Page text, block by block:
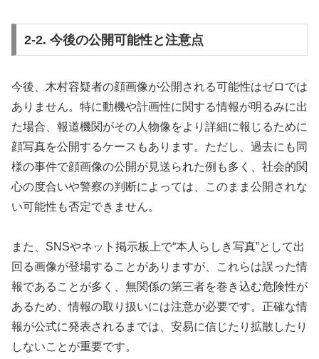
2-2. 今後の公開可能性と注意点
今後、木村容疑者の顔画像が公開される可能性はゼロでは
ありません。特に動機や計画性に関する情報が明るみに出
た場合、報道機関がその人物像をより詳細に報じるために
顔写真を公開するケースもあります。ただし、過去にも同
様の事件で顔画像の公開が見送られた例も多く、社会的関
心の度合いや警察の判断によっては、このまま公開されな
い可能性も否定できません。
また、SNSやネット掲示板上で“本人らしき写真”として出
回る画像が登場することがありますが、これらは誤った情
報であることが多く、無関係の第三者を巻き込む危険性が
あるため、情報の取り扱いには注意が必要です。正確な情
報が公式に発表されるまでは、安易に信じたり拡散したり
しないことが重要です。